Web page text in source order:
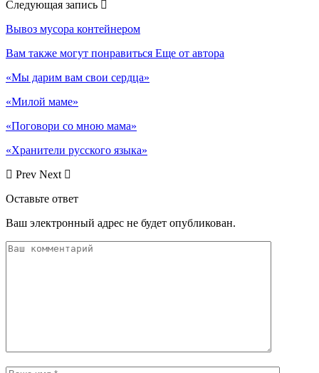
Следующая запись
Вывоз мусора контейнером
Вам также могут понравиться Еще от автора
«Мы дарим вам свои сердца»
«Милой маме»
«Поговори со мною мама»
«Хранители русского языка»
Prev Next
Оставьте ответ
Ваш электронный адрес не будет опубликован.